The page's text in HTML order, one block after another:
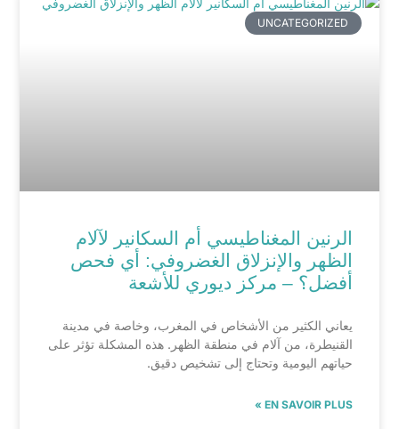
UNCATEGORIZED
الرنين المغناطيسي أم السكانير لآلام
الظهر والإنزلاق الغضروفي: أي فحص
أفضل؟ – مركز ديوري للأشعة
يعاني الكثير من الأشخاص في المغرب، وخاصة في مدينة
القنيطرة، من آلام في منطقة الظهر. هذه المشكلة تؤثر على
حياتهم اليومية وتحتاج إلى تشخيص دقيق.
EN SAVOIR PLUS »